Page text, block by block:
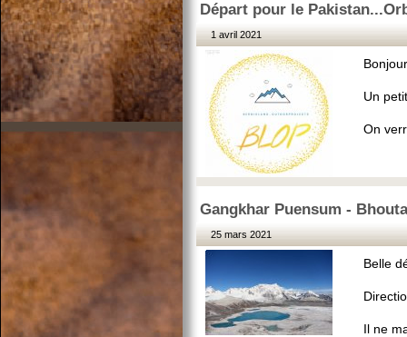
Départ pour le
1 avril 2021
Un
On
Gangkhar Puensum -
25 mars 2021
Belle
Il ne